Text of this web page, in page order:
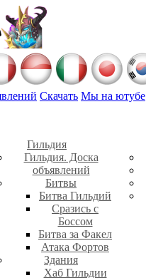
Скачать Мы на ютубе
Гильдия
Гильдия. Доска
объявлений
Битвы
Битва Гильдий
Сразись с
Боссом
Битва за Факел
Атака Фортов
Здания
Хаб Гильдии